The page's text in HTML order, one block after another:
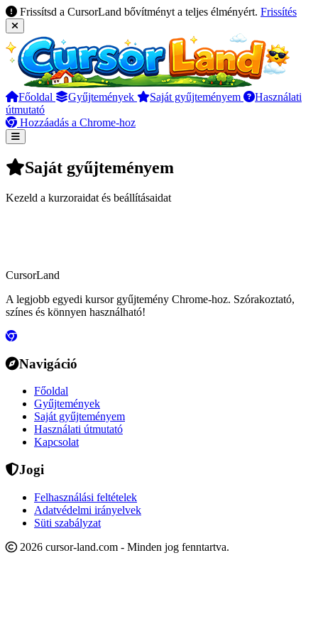
Frissítsd a CursorLand bővítményt a teljes élményért. Frissítés
Főoldal Gyűjtemények Saját gyűjteményem
Használati
útmutató
Hozzáadás a Chrome-hoz
Saját gyűjteményem
Kezeld a kurzoraidat és beállításaidat
CursorLand
A legjobb egyedi kursor gyűjtemény Chrome-hoz. Szórakoztató,
színes és könnyen használható!
Navigáció
Főoldal
Gyűjtemények
Saját gyűjteményem
Használati útmutató
Kapcsolat
Jogi
Felhasználási feltételek
Adatvédelmi irányelvek
Süti szabályzat
2026 cursor-land.com - Minden jog fenntartva.